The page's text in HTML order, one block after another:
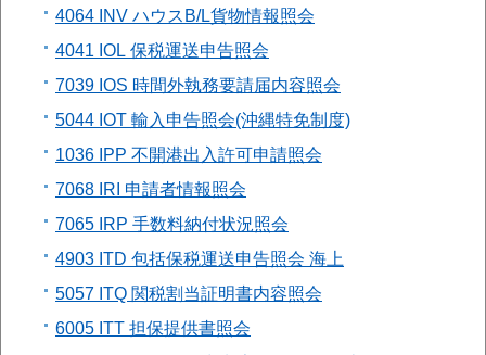
4064 INV ハウスB/L貨物情報照会
4041 IOL 保税運送申告照会
7039 IOS 時間外執務要請届内容照会
5044 IOT 輸入申告照会(沖縄特免制度)
1036 IPP 不開港出入許可申請照会
7068 IRI 申請者情報照会
7065 IRP 手数料納付状況照会
4903 ITD 包括保税運送申告照会 海上
5057 ITQ 関税割当証明書内容照会
6005 ITT 担保提供書照会